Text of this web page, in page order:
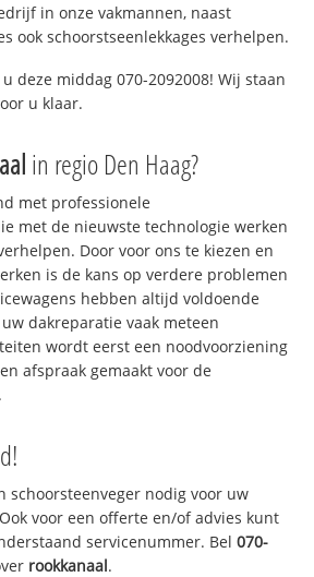
in onze vakmannen, naast
ook schoorstseenlekkages verhelpen.
deze middag 070-2092008! Wij staan
u klaar.
in regio Den Haag?
met professionele
met de nieuwste technologie werken
Door voor ons te kiezen en
is de kans op verdere problemen
hebben altijd voldoende
dakreparatie vaak meteen
wordt eerst een noodvoorziening
afspraak gemaakt voor de
schoorsteenveger nodig voor uw
voor een offerte en/of advies kunt
servicenummer. Bel070-
rookkanaal.